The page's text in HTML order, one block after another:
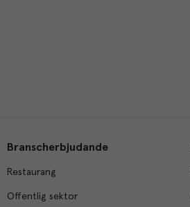
Branscherbjudande
Restaurang
Offentlig sektor